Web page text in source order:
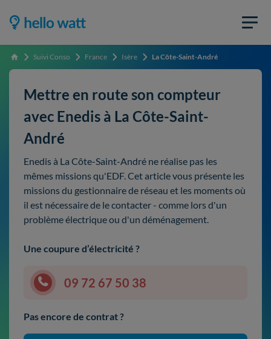
Accueil Suivi Conso France Isère La Côte-Saint-André
Mettre en route son compteur
avec Enedis à La Côte-Saint-
André
Enedis à La Côte-Saint-André ne réalise pas les
mêmes missions qu'EDF. Cet article vous présente les
missions du gestionnaire de réseau et les moments où
il est nécessaire de le contacter - comme lors d'un
problème électrique ou d'un déménagement.
Une coupure d’électricité ?
09 72 67 50 38
Pas encore de contrat ?